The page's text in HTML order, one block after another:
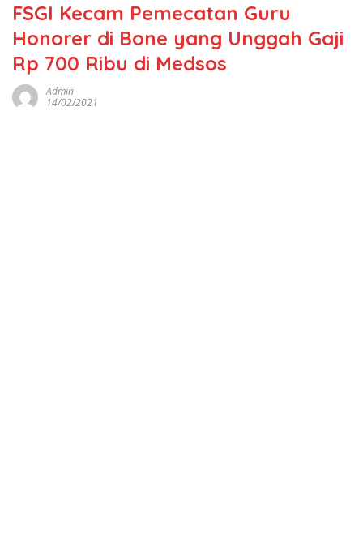
FSGI Kecam Pemecatan Guru
Honorer di Bone yang Unggah Gaji
Rp 700 Ribu di Medsos
Admin
14/02/2021